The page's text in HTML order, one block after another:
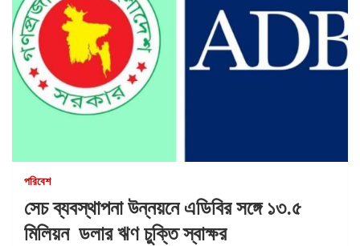
পরিবেশ
সেচ ব্যবস্থাপনা উন্নয়নে এডিবির সঙ্গে ১৩.৫
মিলিয়ন ডলার ঋণ চুক্তি স্বাক্ষর